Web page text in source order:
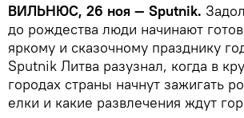
ВИЛЬНЮС, 26 ноя — Sputnik.
до рождества люди начинают
яркому и сказочному празднику
Sputnik Литва разузнал, когда в
городах страны начнут зажигать
елки и какие развлечения ждут